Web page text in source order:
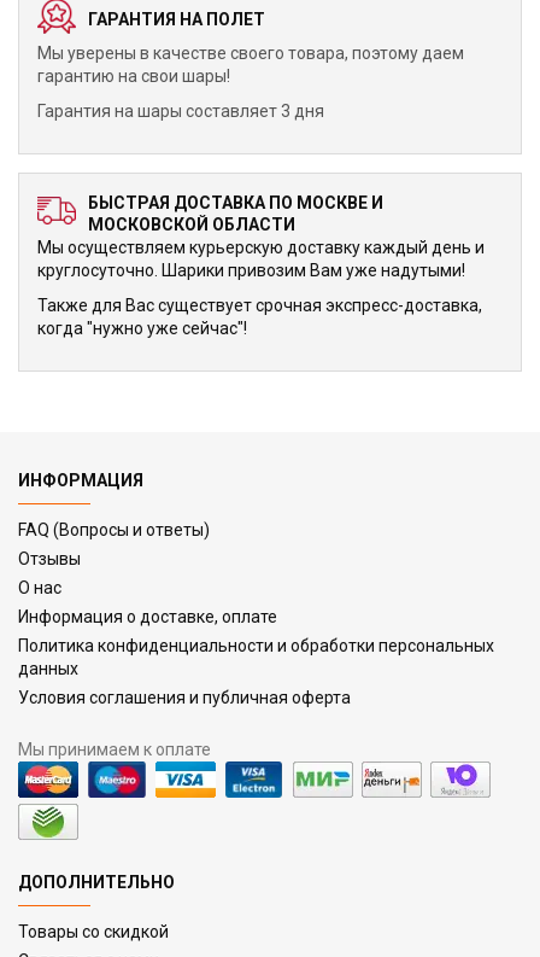
ГАРАНТИЯ НА ПОЛЕТ
Мы уверены в качестве своего товара, поэтому даем
гарантию на свои шары!
Гарантия на шары составляет 3 дня
БЫСТРАЯ ДОСТАВКА ПО МОСКВЕ И
МОСКОВСКОЙ ОБЛАСТИ
Мы осуществляем курьерскую доставку каждый день и
круглосуточно. Шарики привозим Вам уже надутыми!
Также для Вас существует срочная экспресс-доставка,
когда "нужно уже сейчас"!
ИНФОРМАЦИЯ
FAQ (Вопросы и ответы)
Отзывы
О нас
Информация о доставке, оплате
Политика конфиденциальности и обработки персональных
данных
Условия соглашения и публичная оферта
Мы принимаем к оплате
ДОПОЛНИТЕЛЬНО
Товары со скидкой